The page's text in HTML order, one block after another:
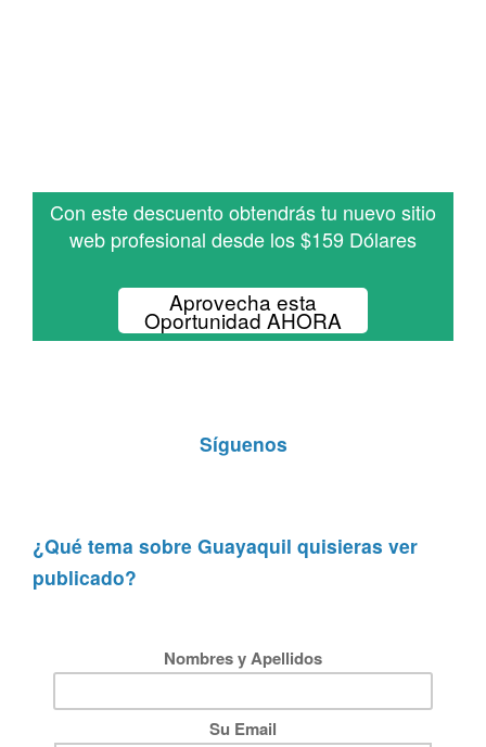
Con este descuento obtendrás tu nuevo sitio
web profesional desde los $159 Dólares
Aprovecha esta
Oportunidad AHORA
Síguenos
¿Qué tema sobre Guayaquil quisieras ver
publicado?
Nombres y Apellidos
Su Email